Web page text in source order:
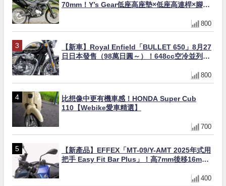
70mm！Y’s Gear低座高座墊×低座高連桿×腳踏
800
【新車】Royal Enfield「BULLET 650」8月27
日日本發售（98萬日圓～）！648cc空冷並列雙
800
比想像中更有機車感！HONDA Super Cub
110【Webike愛車精選】
700
【新產品】EFFEX「MT-09/Y-AMT 2025年式用
把手 Easy Fit Bar Plus」！高7mm後移16mm
400